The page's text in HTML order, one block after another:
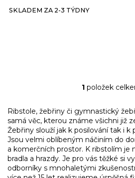
SKLADEM ZA 2-3 TÝDNY
O
l
á
d
a
c
í
p
1 položek
Ribstole, žebřiny či gymnastický
samá věc, kterou známe všichni již
Žebřiny slouží jak k posilování tak i k
Jsou velmi oblíbeným náčiním do
a komerčních prostor. K ribstolím je
bradla a hrazdy. Je pro vás těžké si
odborníky s mnohaletými